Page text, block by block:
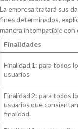
La empresa tratará sus
fines determinados,
manera incompatible con
Finalidades
Finalidad 1: para todos
usuarios
Finalidad 2: para todos
usuarios que
finalidad.